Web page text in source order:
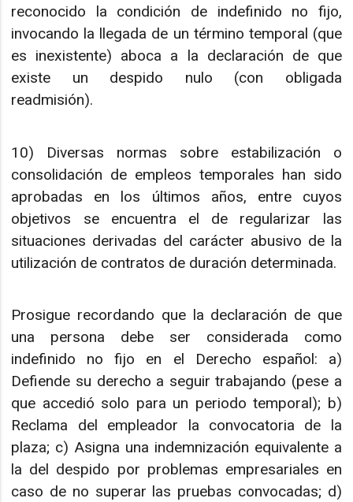
reconocido la condición de indefinido no fijo,
invocando la llegada de un término temporal (que
es inexistente) aboca a la declaración de que
existe un despido nulo (con obligada
readmisión).
10) Diversas normas sobre estabilización o
consolidación de empleos temporales han sido
aprobadas en los últimos años, entre cuyos
objetivos se encuentra el de regularizar las
situaciones derivadas del carácter abusivo de la
utilización de contratos de duración determinada.
Prosigue recordando que la declaración de que
una persona debe ser considerada como
indefinido no fijo en el Derecho español: a)
Defiende su derecho a seguir trabajando (pese a
que accedió solo para un periodo temporal); b)
Reclama del empleador la convocatoria de la
plaza; c) Asigna una indemnización equivalente a
la del despido por problemas empresariales en
caso de no superar las pruebas convocadas; d)